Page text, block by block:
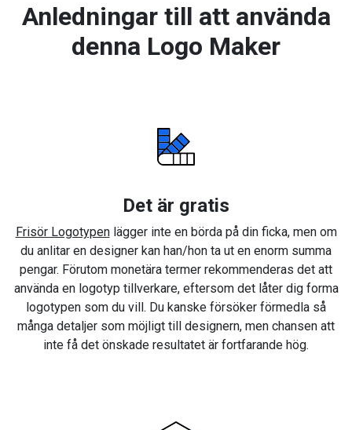
Anledningar till att använda
denna Logo Maker
Det är gratis
Frisör Logotypenlägger inte en börda på din ficka, men om
du anlitar en designer kan han/hon ta ut en enorm summa
pengar. Förutom monetära termer rekommenderas det att
använda en logotyp tillverkare, eftersom det låter dig forma
logotypen som du vill. Du kanske försöker förmedla så
många detaljer som möjligt till designern, men chansen att
inte få det önskade resultatet är fortfarande hög.